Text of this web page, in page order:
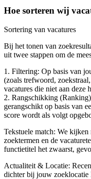
Hoe sorteren wij
Sortering van vacatures
Bij het tonen van
uit twee stappen om de
1. Filtering: Op basis van
(zoals trefwoord,
vacatures die niet aan deze
2. Rangschikking
gerangschikt op basis van
score wordt als volgt
Tekstuele match: We
zoektermen en de
functietitel het zwaarst,
Actualiteit & Locatie:
dichter bij jouw zoeklocatie